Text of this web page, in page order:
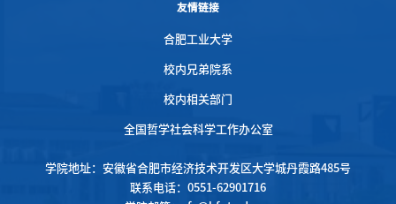
友情链接
合肥工业大学
校内兄弟院系
校内相关部门
全国哲学社会科学工作办公室
学院地址：安徽省合肥市经济技术开发区大学城丹霞路485号
联系电话：0551-62901716